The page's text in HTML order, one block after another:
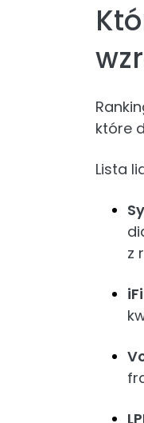
które
Lista
z